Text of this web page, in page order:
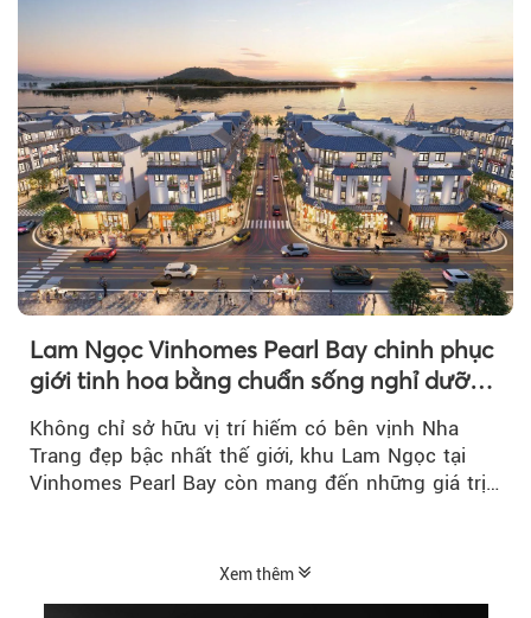
Lam Ngọc Vinhomes Pearl Bay chinh phục
giới tinh hoa bằng chuẩn sống nghỉ dưỡng
ven biển riêng tư, tiện nghi
Không chỉ sở hữu vị trí hiếm có bên vịnh Nha
Trang đẹp bậc nhất thế giới, khu Lam Ngọc tại
Vinhomes Pearl Bay còn mang đến những giá trị
Xem thêm